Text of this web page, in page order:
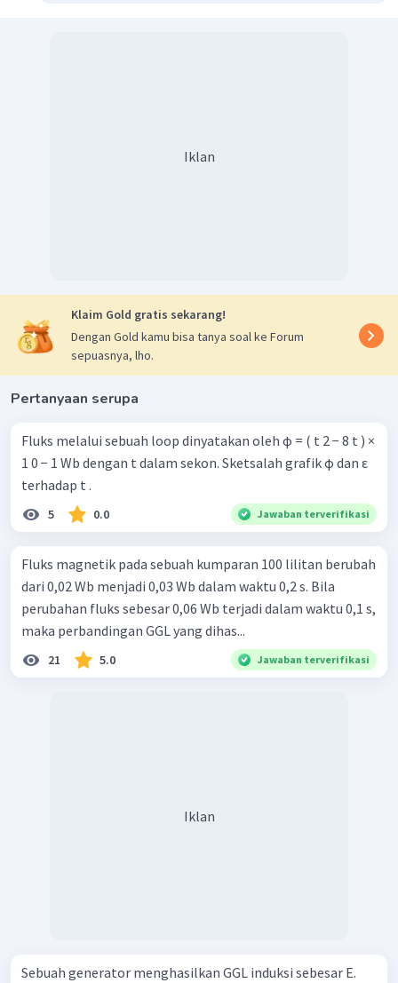
Iklan
Klaim Gold gratis sekarang!
Dengan Gold kamu bisa tanya soal ke Forum
sepuasnya, lho.
Pertanyaan serupa
Fluks melalui sebuah loop dinyatakan oleh ϕ = ( t 2 − 8 t ) ×
1 0 − 1 Wb dengan t dalam sekon. Sketsalah grafik ϕ dan ε
terhadap t .
5 0.0 Jawaban terverifikasi
Fluks magnetik pada sebuah kumparan 100 lilitan berubah
dari 0,02 Wb menjadi 0,03 Wb dalam waktu 0,2 s. Bila
perubahan fluks sebesar 0,06 Wb terjadi dalam waktu 0,1 s,
maka perbandingan GGL yang dihas...
21 5.0 Jawaban terverifikasi
Iklan
Sebuah generator menghasilkan GGL induksi sebesar E.